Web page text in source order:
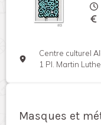
Centre culturel
1 Pl. Martin
Masques et